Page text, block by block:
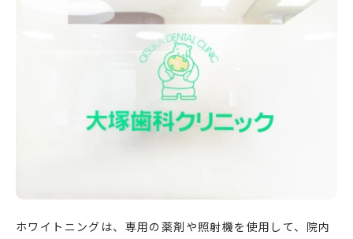
ホワイトニングは、専用の薬剤や照射機を使用して、院内